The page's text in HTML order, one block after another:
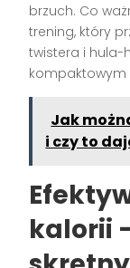
brzuch. Co
trening, który
twistera i hula-
kompaktowym
Jak
i czy to
kalorii